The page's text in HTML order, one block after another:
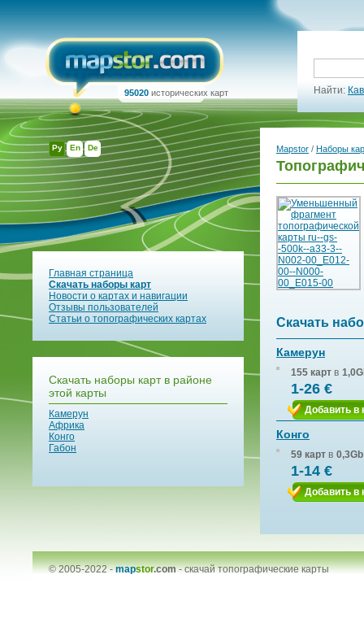
Ру En De
95020 исторических карт Найти:
Главная страница
Скачать наборы карт
Новости о картах и навигации
Отзывы пользователей
Статьи о топографических картах
Скачать наборы карт в районе
этой карты
Камерун
Африка
Конго
Габон
Mapstor / Наборы
Скачать
Камерун
155 карт в
1-26 €
Добавить в
Конго
59 карт в 0,3Gb
1-14 €
Добавить в
© 2005-2022 -mapstor.com-скачай топографические карты